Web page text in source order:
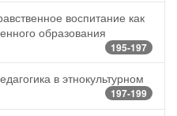
воспитание как
образования
195-197
в этнокультурном
197-199